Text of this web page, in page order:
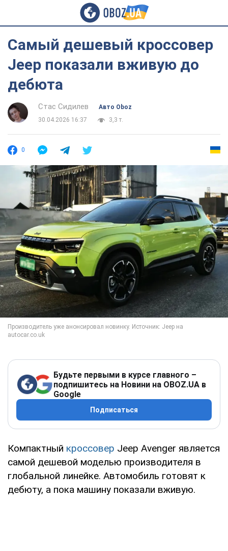
Самый дешевый кроссовер
Jeep показали вживую до
дебюта
Стас Сидилев
Авто Oboz
30.04.2026 16:37
3,3 т.
0
Будьте первыми в курсе главного –
подпишитесь на Новини на OBOZ.UA в
Google
Подписаться
Компактный кроссовер Jeep Avenger является
самой дешевой моделью производителя в
глобальной линейке. Автомобиль готовят к
дебюту, а пока машину показали вживую.